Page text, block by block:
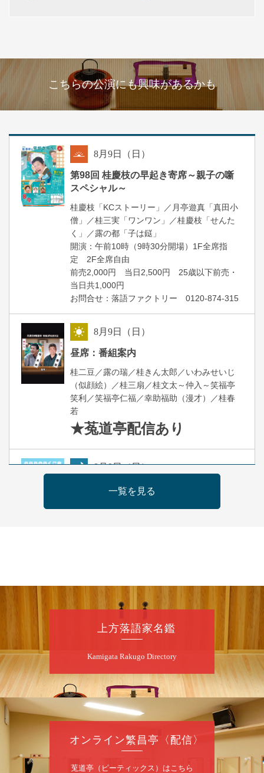
こちらの公演にも興味があるかも
8月9日（日）
第98回 桂慶枝の早起き寄席～親子の噺
スペシャル～
桂慶枝「KCストーリー」／月亭遊真「真田小
僧」／桂三実「ワンワン」／桂慶枝「せんた
く」／露の都「子は鎹」
開演：午前10時（9時30分開場）1F全席指
定 2F全席自由
前売2,000円 当日2,500円 25歳以下前売・
当日共1,000円
お問合せ：落語ファクトリー 0120-874-315
8月9日（日）
昼席：番組案内
桂二豆／露の瑞／桂きん太郎／いわみせいじ
（似顔絵）／桂三扇／桂文太～仲入～笑福亭
笑利／笑福亭仁福／幸助福助（漫才）／桂春
若
★菟道亭配信あり
8月9日（日）
らららのらくご会④
桂雀太「まんじゅうこわい」／桂三度「青
お問合せ：らららのらくご会予約事務局
090-6976-1777 email：
lalalanorakugo@gmail.com
昼
桂九寿玉／桂弥太郎／桂かい枝※／けんたと
ももえ（音曲漫才）※／笑福亭三喬／桂米二
～仲入～桂咲之輔／林家染団治／渡辺あきら
（ジャグリング）／笑福亭松枝（※…配信は
ございません）
★菟道亭配信あり
一覧を見る
上方落語家名鑑
Kamigata Rakugo Directory
オンライン繁昌亭〈配信〉
莵道亭（ピーティックス）はこちら